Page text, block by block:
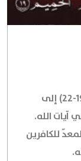
تدعو هذه الآيات الكريمة من سورة الحج (19-22) إلى
آيات الله.
للكافرين